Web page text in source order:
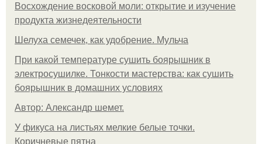
Восхождение восковой моли: открытие и изучение
продукта жизнедеятельности
Шелуха семечек, как удобрение. Мульча
При какой температуре сушить боярышник в
электросушилке. Тонкости мастерства: как сушить
боярышник в домашних условиях
Автор: Александр шемет.
У фикуса на листьях мелкие белые точки.
Коричневые пятна